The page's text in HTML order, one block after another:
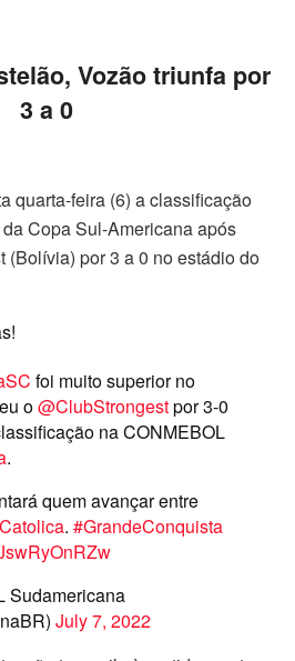
Vozão triunfa por
3 a 0
quarta-feira (6) a classificação
Copa Sul-Americana após
(Bolívia) por 3 a 0 no estádio do
foi muito superior no
o@ClubStrongestpor 3-0
na CONMEBOL
.
quem avançar entre
. #GrandeConquista
July 7, 2022